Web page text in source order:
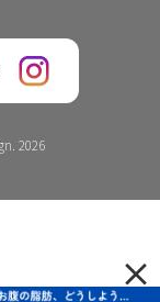
2026
×